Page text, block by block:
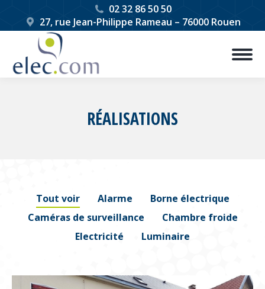
02 32 86 50 50
27, rue Jean-Philippe Rameau – 76000 Rouen
RÉALISATIONS
Tout voir Alarme
Borne électrique
Caméras de surveillance
Chambre froide
Electricité
Luminaire